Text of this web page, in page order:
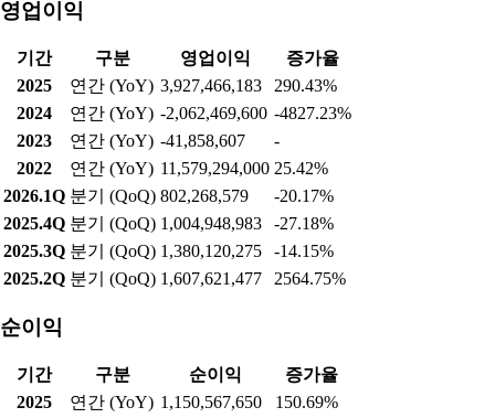
영업이익
기간 구분 영업이익
증가율
2025
연간 (YoY) 3,927,466,183
290.43%
2024
연간 (YoY) -2,062,469,600 -4827.23%
2023
연간 (YoY) -41,858,607
-
2022
연간 (YoY) 11,579,294,000 25.42%
2026.1Q 분기 (QoQ) 802,268,579
-20.17%
2025.4Q 분기 (QoQ) 1,004,948,983
-27.18%
2025.3Q 분기 (QoQ) 1,380,120,275
-14.15%
2025.2Q 분기 (QoQ) 1,607,621,477 2564.75%
순이익
기간 구분 순이익
증가율
2025
연간 (YoY) 1,150,567,650
150.69%